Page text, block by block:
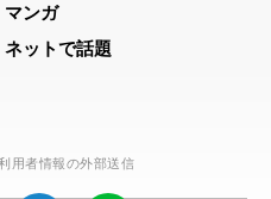
マンガ
ネットで話題
用者情報の外部送信